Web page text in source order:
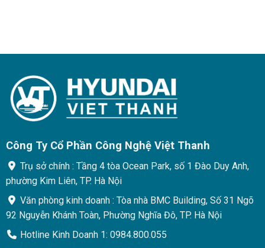
Công Ty Cổ Phần Công Nghệ Việt Thanh
Trụ sở chính : Tầng 4 tòa Ocean Park, số 1 Đào Duy Anh,
phường Kim Liên, TP. Hà Nội
Văn phòng kinh doanh : Tòa nhà BMC Building, Số 31 Ngõ
92 Nguyễn Khánh Toàn, Phường Nghĩa Đô, TP. Hà Nội
Hotline Kinh Doanh 1: 0984.800.055